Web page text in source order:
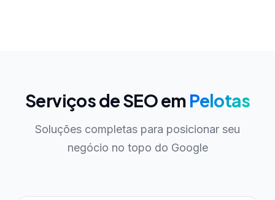
Serviços de SEO em Pelotas
Soluções completas para posicionar seu
negócio no topo do Google